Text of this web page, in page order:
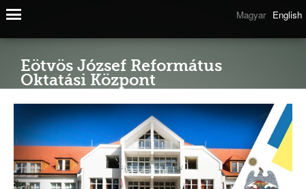
Magyar English
Eötvös József Református
Oktatási Központ